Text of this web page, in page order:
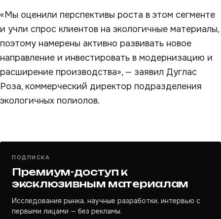
«Мы оценили перспективы роста в этом сегменте
и учли спрос клиентов на экологичные материалы,
поэтому намерены активно развивать новое
направление и инвестировать в модернизацию и
расширение производства», — заявил Дуглас
Роза, коммерческий директор подразделения
экологичных полиолов.
ПОДПИСКА
Премиум-доступ к
эксклюзивным материалам
Исследования рынка, научные разработки, интервью с
первыми лицами — без рекламы.